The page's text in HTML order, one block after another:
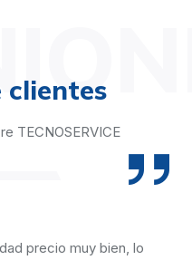
clientes
TECNOSERVICE
precio muy bien, lo